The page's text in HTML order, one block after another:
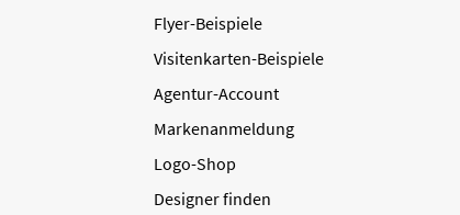
Flyer-Beispiele
Visitenkarten-Beispiele
Agentur-Account
Markenanmeldung
Logo-Shop
Designer finden